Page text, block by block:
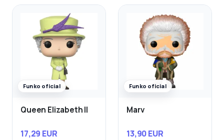
Funko oficial
Queen Elizabeth II
17,29 EUR
Funko oficial
Marv
13,90 EUR